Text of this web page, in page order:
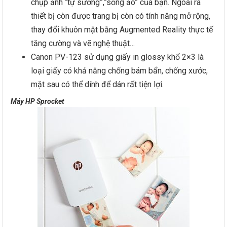
chụp ảnh “tự sướng”,”sống ảo” của bạn. Ngoài ra
thiết bị còn được trang bị còn có tính năng mở rộng,
thay đổi khuôn mặt bằng Augmented Reality thực tế
tăng cường và vẽ nghệ thuật…
Canon PV-123 sử dụng giấy in glossy khổ 2×3 là
loại giấy có khả năng chống bám bẩn, chống xước,
mặt sau có thể dính để dán rất tiện lợi.
Máy HP Sprocket